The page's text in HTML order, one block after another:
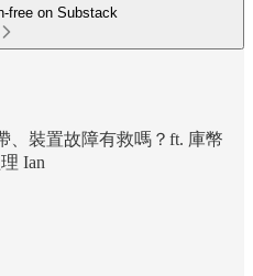
free on Substack
、裝置故障有救嗎？ft. 庫幣
Ian